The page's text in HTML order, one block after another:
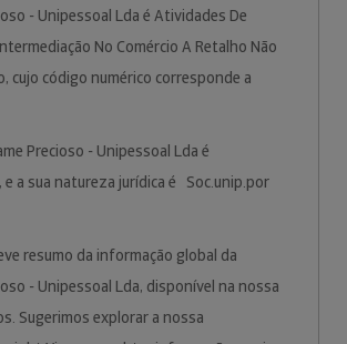
- Unipessoal Lda é Atividades De
No Comércio A Retalho Não
cujo código numérico corresponde a
Precioso - Unipessoal Lda é
a sua natureza jurídica é Soc.unip.por
resumo da informação global da
- Unipessoal Lda, disponível na nossa
Sugerimos explorar a nossa